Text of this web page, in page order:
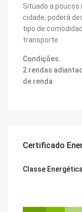
Situado a
cidade, poderá
tipo de
transporte.
Condições:
2 rendas
de renda
Certificado
Classe